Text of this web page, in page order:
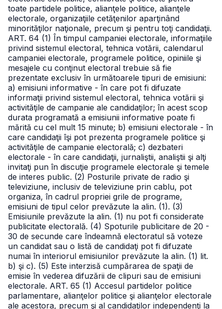
toate partidele politice, alianţele politice, alianţele
electorale, organizaţiile cetăţenilor aparţinând
minorităţilor naţionale, precum şi pentru toţi candidaţii.
ART. 64 (1) În timpul campaniei electorale, informaţiile
privind sistemul electoral, tehnica votării, calendarul
campaniei electorale, programele politice, opiniile şi
mesajele cu conţinut electoral trebuie să fie
prezentate exclusiv în următoarele tipuri de emisiuni:
a) emisiuni informative - în care pot fi difuzate
informaţii privind sistemul electoral, tehnica votării şi
activităţile de campanie ale candidaţilor; în acest scop
durata programată a emisiunii informative poate fi
mărită cu cel mult 15 minute; b) emisiuni electorale - în
care candidaţii îşi pot prezenta programele politice şi
activităţile de campanie electorală; c) dezbateri
electorale - în care candidaţii, jurnaliştii, analiştii şi alţi
invitaţi pun în discuţie programele electorale şi temele
de interes public. (2) Posturile private de radio şi
televiziune, inclusiv de televiziune prin cablu, pot
organiza, în cadrul propriei grile de programe,
emisiuni de tipul celor prevăzute la alin. (1). (3)
Emisiunile prevăzute la alin. (1) nu pot fi considerate
publicitate electorală. (4) Spoturile publicitare de 20 -
30 de secunde care îndeamnă electoratul să voteze
un candidat sau o listă de candidaţi pot fi difuzate
numai în interiorul emisiunilor prevăzute la alin. (1) lit.
b) şi c). (5) Este interzisă cumpărarea de spaţii de
emisie în vederea difuzării de clipuri sau de emisiuni
electorale. ART. 65 (1) Accesul partidelor politice
parlamentare, alianţelor politice şi alianţelor electorale
ale acestora, precum şi al candidaţilor independenţi la